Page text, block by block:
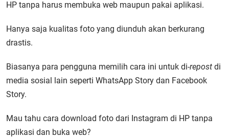
HP tanpa harus membuka web maupun pakai aplikasi.
Hanya saja kualitas foto yang diunduh akan berkurang
drastis.
Biasanya para pengguna memilih cara ini untuk di-repost di
media sosial lain seperti WhatsApp Story dan Facebook
Story.
Mau tahu cara download foto dari Instagram di HP tanpa
aplikasi dan buka web?